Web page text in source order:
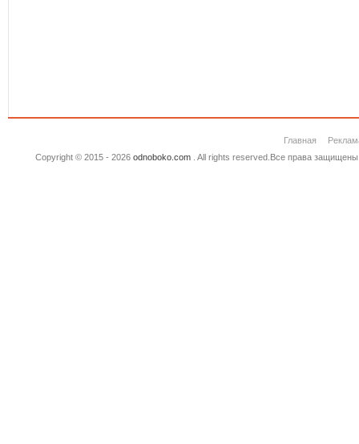
Главная
Copyright © 2015 - 2026 odnoboko.com. All rights reserved.Все права защищены.